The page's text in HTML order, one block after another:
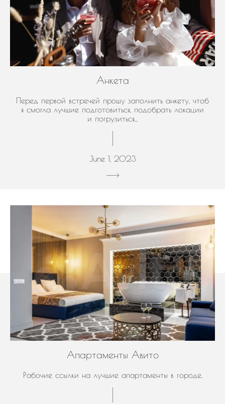
Анкета
Перед первой встречей прошу заполнить анкету, чтоб
я смогла лучшие подготовиться, подобрать локации
и погрузиться...
June 1, 2023
Апартаменты Авито
Рабочие ссылки на лучшие апартаменты в городе.